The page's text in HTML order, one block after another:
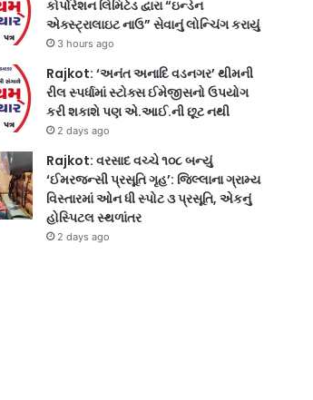
કોર્પોરેશન લિમિટેડ દ્વારા “ઇન્ડેન
એક્સ્ટ્રાલાઇટ નાઉ” સેવાનું લોન્ચિંગ કરાયું
3 hours ago
Rajkot: ‘અનંત અનાદિ વડનગર’ થીમની
રીલ સ્પર્ધામાં સ્ટોક્સ ઈમેજીસનો ઉપયોગ
કરી શકાશે પણ એ.આઈ.ની છૂટ નથી
2 days ago
Rajkot: વરસાદ વચ્ચે ૧૦૮ બન્યું
‘ઈમરજન્સી પ્રસૂતિ ગૃહ’: જિલ્લાના ગ્રામ્ય
વિસ્તારમાં ઓન ધી સ્પોટ ૩ પ્રસૂતિ, એકનું
હોસ્પિટલ સ્થળાંતર
2 days ago